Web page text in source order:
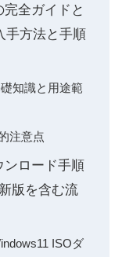
全ガイドと
手方法と手順
知識と用途範
注意点
ンロード手順
版を含む流
ISOダ